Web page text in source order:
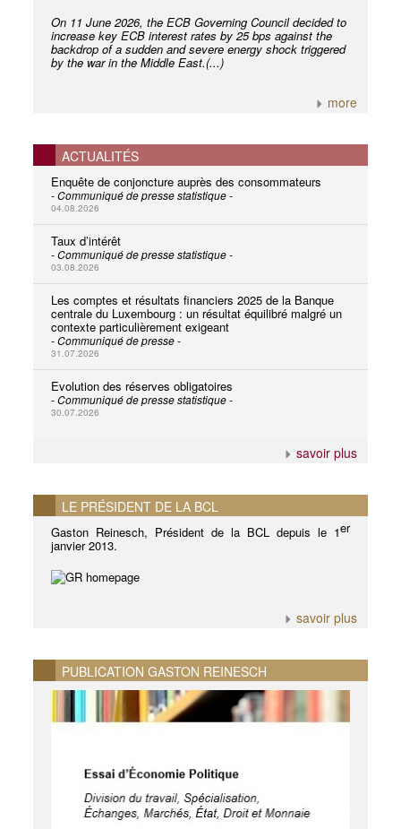
On 11 June 2026, the ECB Governing Council decided to
increase key ECB interest rates by 25 bps against the
backdrop of a sudden and severe energy shock triggered
by the war in the Middle East.(...)
more
ACTUALITÉS
Enquête de conjoncture auprès des consommateurs
- Communiqué de presse statistique -
04.08.2026
Taux d’intérêt
- Communiqué de presse statistique -
03.08.2026
Les comptes et résultats financiers 2025 de la Banque
centrale du Luxembourg : un résultat équilibré malgré un
contexte particulièrement exigeant
- Communiqué de presse -
31.07.2026
Evolution des réserves obligatoires
- Communiqué de presse statistique -
30.07.2026
savoir plus
LE PRÉSIDENT DE LA BCL
Gaston Reinesch, Président de la BCL depuis le 1er
janvier 2013.
savoir plus
PUBLICATION GASTON REINESCH